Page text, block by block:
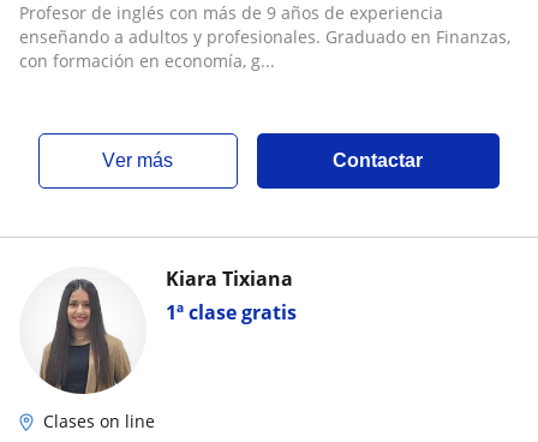
Profesor de inglés con más de 9 años de experiencia
enseñando a adultos y profesionales. Graduado en Finanzas,
con formación en economía, g...
ver más Contactar
1ª clase gratis
Kiara Tixiana
Clases on line